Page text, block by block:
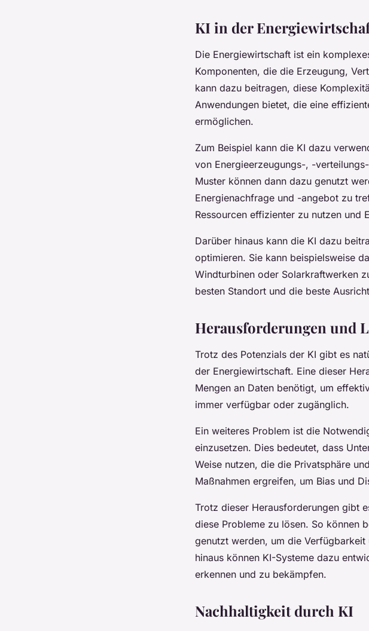
KI in der
Die Energiewirtschaft ist ein
Komponenten, die die Erzeugung,
kann dazu beitragen, diese
Anwendungen bietet, die eine
ermöglichen.
Zum Beispiel kann die KI dazu
von Energieerzeugungs-, -
Muster können dann dazu genutzt
Energienachfrage und -angebot zu
Ressourcen effizienter zu nutzen und
Darüber hinaus kann die KI dazu
optimieren. Sie kann beispielsweise
Windturbinen oder Solarkraftwerken
besten Standort und die beste
Herausforderungen und
Trotz des Potenzials der KI gibt es
der Energiewirtschaft. Eine dieser
Mengen an Daten benötigt, um
immer verfügbar oder zugänglich.
Ein weiteres Problem ist die
einzusetzen. Dies bedeutet, dass
Weise nutzen, die die Privatsphäre
Maßnahmen ergreifen, um Bias und
Trotz dieser Herausforderungen gibt
diese Probleme zu lösen. So können
genutzt werden, um die
hinaus können KI-Systeme dazu
erkennen und zu bekämpfen.
Nachhaltigkeit durch KI